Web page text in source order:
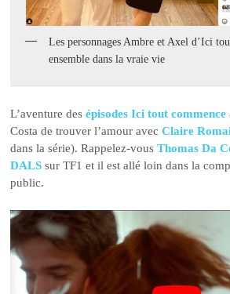
Les personnages Ambre et Axel d’Ici
ensemble dans la vraie vie
L’aventure desépisodes Ici tout commence
Costa de trouver l’amour avecClaire
dans la série). Rappelez-vousThomas Da
DALS sur TF1 et il est allé loin dans la
public.